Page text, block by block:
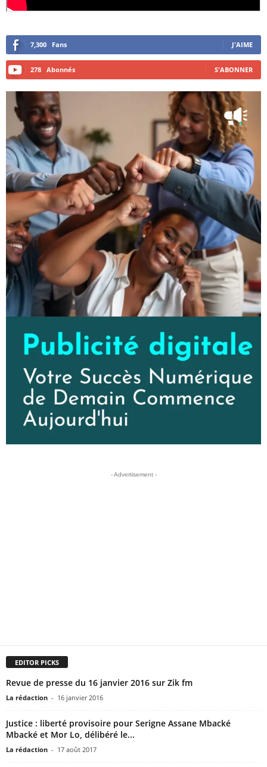
7,300 Fans J'AIME
278 Abonnés S'ABONNER
- Advertisement -
EDITOR PICKS
Revue de presse du 16 janvier 2016 sur Zik fm
La rédaction - 16 janvier 2016
Justice : liberté provisoire pour Serigne Assane Mbacké
Mbacké et Mor Lo, délibéré le...
La rédaction - 17 août 2017